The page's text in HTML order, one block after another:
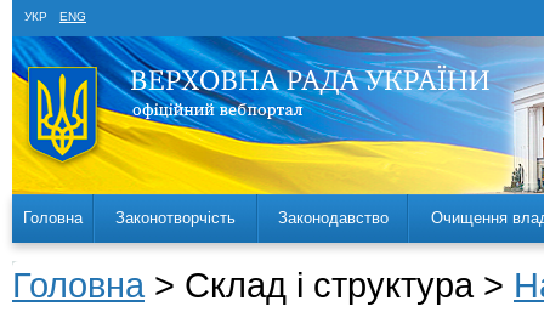
УКР ENG
Головна Законотворчість Законодавство Очищення
Головна > Склад і структура >